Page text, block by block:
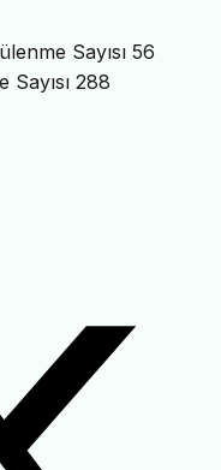
Sayısı 56
Sayısı 288